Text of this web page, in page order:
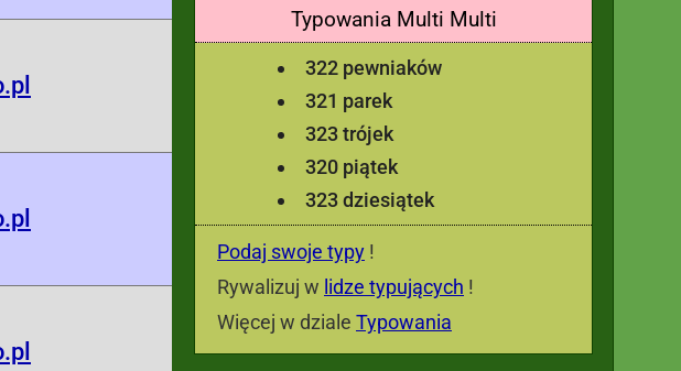
Typowania Multi Multi
322 pewniaków
321 parek
323 trójek
320 piątek
323 dziesiątek
Podaj swoje typy !
Rywalizuj w lidze typujących !
Więcej w dziale Typowania